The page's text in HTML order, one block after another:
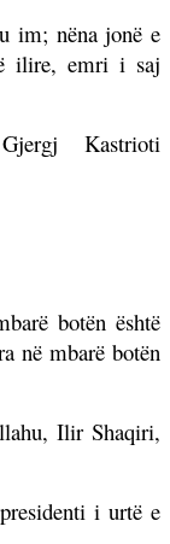
im; nëna jonë e
ilire, emri i saj
Kastrioti
botën është
në mbarë botën
Ilir Shaqiri,
i urtë e